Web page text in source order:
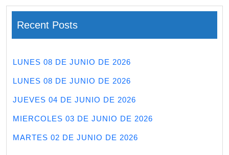
Recent Posts
LUNES 08 DE JUNIO DE 2026
LUNES 08 DE JUNIO DE 2026
JUEVES 04 DE JUNIO DE 2026
MIERCOLES 03 DE JUNIO DE 2026
MARTES 02 DE JUNIO DE 2026